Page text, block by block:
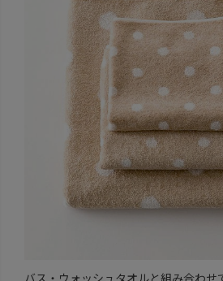
バス・ウォッシュタオルと組み合わせ